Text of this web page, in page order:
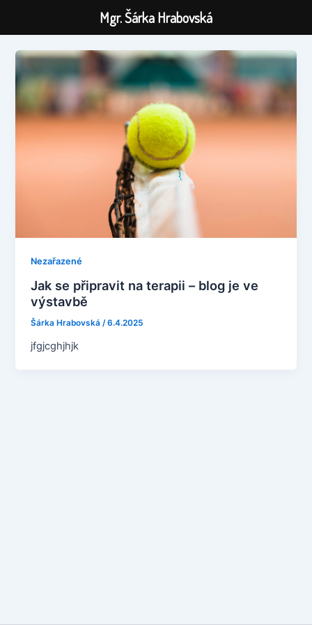
obsah
Nezařazené
Jak se připravit na terapii – blog je ve
výstavbě
Šárka Hrabovská/6.4.2025
jfgjcghjhjk
Mgr. Šárka Hrabovská